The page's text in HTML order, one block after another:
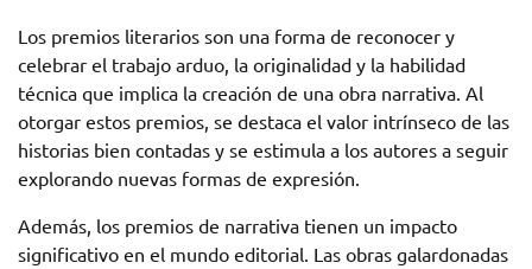
Los premios literarios son una forma de reconocer y
celebrar el trabajo arduo, la originalidad y la habilidad
técnica que implica la creación de una obra narrativa. Al
otorgar estos premios, se destaca el valor intrínseco de las
historias bien contadas y se estimula a los autores a seguir
explorando nuevas formas de expresión.
Además, los premios de narrativa tienen un impacto
significativo en el mundo editorial. Las obras galardonadas